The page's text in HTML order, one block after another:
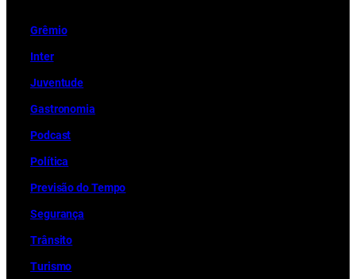
Grêmio
Inter
Juventude
Gastronomia
Podcast
Política
Previsão do Tempo
Segurança
Trânsito
Turismo